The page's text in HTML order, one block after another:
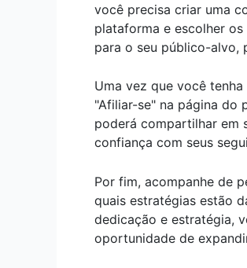
você precisa criar uma
plataforma e escolher
para o seu público-alvo,
Uma vez que você
"Afiliar-se" na página do
poderá compartilhar em
confiança com seus
Por fim, acompanhe de
quais estratégias estão
dedicação e estratégia,
oportunidade de